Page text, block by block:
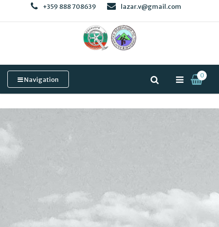
+359 888 708639 lazar.v@gmail.com
Navigation
0